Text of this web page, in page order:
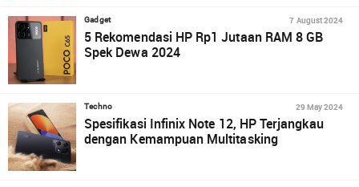
Gadget 7 August 2024
5 Rekomendasi HP Rp1 Jutaan RAM 8 GB
Spek Dewa 2024
Techno 29 May 2024
Spesifikasi Infinix Note 12, HP Terjangkau
dengan Kemampuan Multitasking